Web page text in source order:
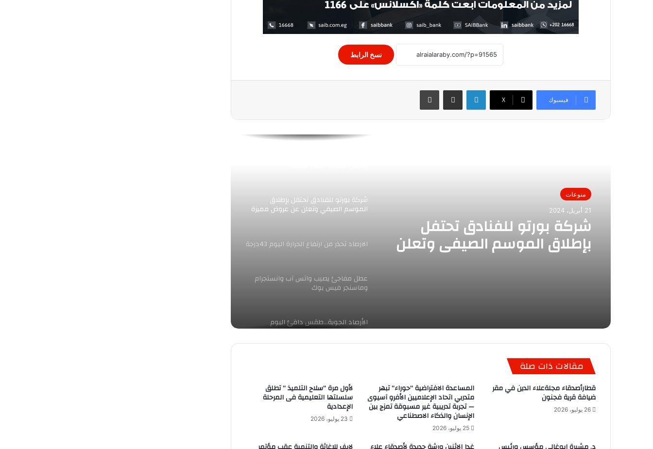
نسخ الرابط
فيسبوك X
لينكدإن مشاركة عبر البريد طباعة
منوعات
21 أبريل، 2024
شركة بورتو للفنادق تحتفل
بإطلاق الموسم الصيفي وتعلن
عن عروض مميزة وتجديدات
الأرصاد الجوية…. غدا الثلاثاء، وقفة عرفات،
طقس معتدل الحرارة
السكة الحديد تعلن التأخيرات المتوقعة
اليوم الثلاثاء على بعض خطوطها
الحرارة غدا
شركة بورتو للفنادق تحتفل بإطلاق
الموسم الصيفي وتعلن عن عروض مميزة
وتجديدات كبيرة في فنادقها بمنتجعات
الارصاد تحذر من ارتفاع الحرارة اليوم 43درجة
عطل مفاجئ يصيب واتس آب وانستجرام
وماسنجر فيس بوك
الأرصاد الجوية…طقس دافئ اليوم
انخفاض بدرجات الحرارة وطقس حار رطب
نهارا معتدل ليلا.. والقاهرة 33 درجة
الأرصاد الجوية…. غدا الثلاثاء، وقفة عرفات،
مقالات ذات صلة
قطارأصدقاء مجلةعلاء الدين في مقر
ضيافة قرية فجنون
26 يوليو، 2026
المساعدة الافتراضية “حوراء” تبهر
متدربي اتحاد الإعلاميين الأفرو آسيوى
— تجربة تدريبية غير مسبوقة تمزج بين
الإنسان والذكاء الاصطناعي
25 يوليو، 2026
لأول مرة “سلاح التلميذ ” تطلق
سلسلتها التعليمية فى المرحلة
الإعدادية
23 يوليو، 2026